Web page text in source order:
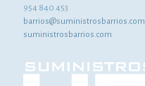
954 840 453
barrios@suministrosbarrios.com
suministrosbarrios.com